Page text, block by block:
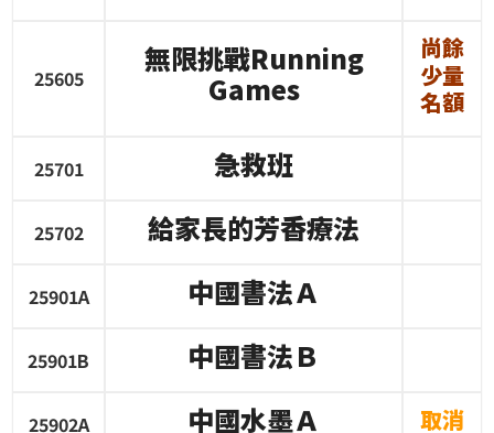
25605
無限挑戰Running
Games
尚餘
少量
名額
25701 急救班
25702 給家長的芳香療法
25901A 中國書法Ａ
25901B 中國書法Ｂ
25902A 中國水墨Ａ 取消